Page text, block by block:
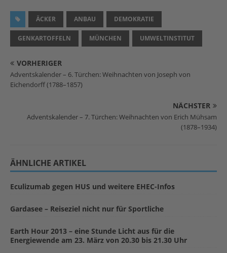
ÄCKER ANBAU DEMOKRATIE
GENKARTOFFELN MÜNCHEN UMWELTINSTITUT
VORHERIGER
Adventskalender – 6. Türchen: Weihnachten von Joseph von
Eichendorff (1788–1857)
NÄCHSTER
Adventskalender – 7. Türchen: Weihnachten von Erich Mühsam
(1878–1934)
ÄHNLICHE ARTIKEL
Eculizumab gegen HUS und weitere EHEC-Infos
Gardasee – Reiseziel nicht nur für Sportliche
Earth Hour 2013 – eine Stunde Licht aus für die
Energiewende am 23. März von 20.30 bis 21.30 Uhr